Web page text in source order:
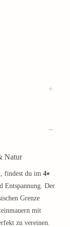
Natur
findest du im 4⭑
Entspannung. Der
Grenze
mit
zu vereinen.